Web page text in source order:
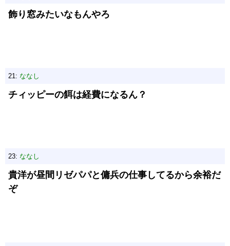
飾り窓みたいなもんやろ
21: ななし
チィッピーの餌は経費になるん？
23: ななし
貴洋が昼間リゼパパと傭兵の仕事してるから余裕だ
ぞ